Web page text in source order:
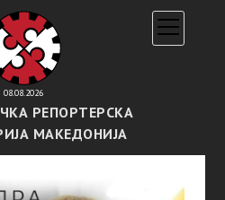
08.08.2026
РЕПОРТЕРСКА
МАКЕДОНИЈА
open
menu